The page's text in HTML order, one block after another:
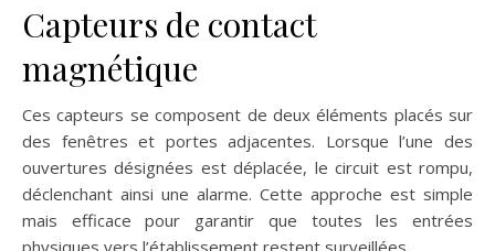
Capteurs de contact
magnétique
Ces capteurs se composent de deux éléments placés sur
des fenêtres et portes adjacentes. Lorsque l’une des
ouvertures désignées est déplacée, le circuit est rompu,
déclenchant ainsi une alarme. Cette approche est simple
mais efficace pour garantir que toutes les entrées
physiques vers l’établissement restent surveillées.